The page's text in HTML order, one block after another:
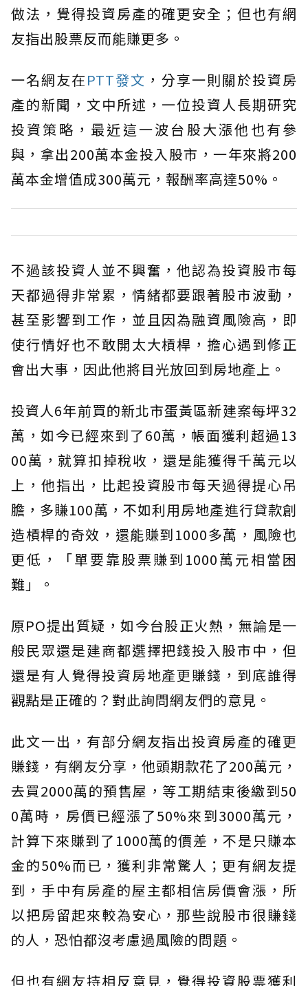
做法，覺得投資房產的確更安全；但也有網
友指出股票反而能賺更多。
一名網友在PTT發文 ，分享一則關於投資房
產的新聞，文中所述，一位投資人長期研究
投資策略，最近這一波台股大漲他也有參
與，拿出200萬本金投入股市，一年來將200
萬本金增值成300萬元，報酬率高達50%。
不過該投資人並不興奮，他認為投資股市每
天都過得非常累，情緒都要跟著股市波動，
甚至影響到工作，並且因為融資風險高，即
使行情好也不敢開太大槓桿，擔心遇到修正
會出大事，因此他將目光放回到房地產上。
投資人6年前買的新北市蛋黃區新建案每坪32
萬，如今已經來到了60萬，帳面獲利超過13
00萬，就算扣掉稅收，還是能獲得千萬元以
上，他指出，比起投資股市每天過得提心吊
膽，多賺100萬，不如利用房地產進行貸款創
造槓桿的奇效，還能賺到1000多萬，風險也
更低，「單要靠股票賺到1000萬元相當困
難」。
原PO提出質疑，如今台股正火熱，無論是一
般民眾還是建商都選擇把錢投入股市中，但
還是有人覺得投資房地產更賺錢，到底誰得
觀點是正確的？對此詢問網友們的意見。
此文一出，有部分網友指出投資房產的確更
賺錢，有網友分享，他頭期款花了200萬元，
去買2000萬的預售屋，等工期結束後繳到50
0萬時，房價已經漲了50%來到3000萬元，
計算下來賺到了1000萬的價差，不是只賺本
金的50%而已，獲利非常驚人；更有網友提
到，手中有房產的屋主都相信房價會漲，所
以把房留起來較為安心，那些說股市很賺錢
的人，恐怕都沒考慮過風險的問題。
但也有網友持相反意見，覺得投資股票獲利